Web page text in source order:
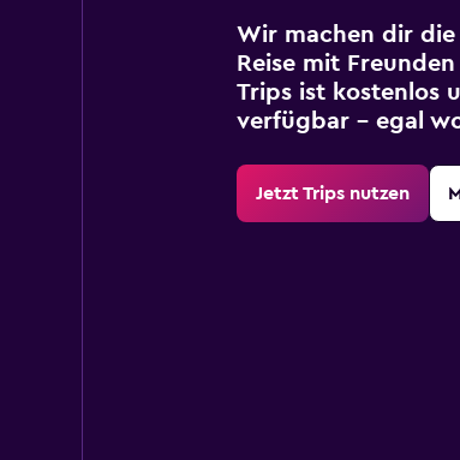
Wir machen dir die
Reise mit
Trips ist kostenlos
verfügbar – egal
Jetzt Trips nutzen